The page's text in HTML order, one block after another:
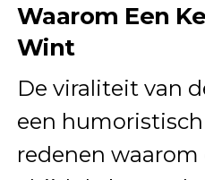
Waarom Een
Wint
De viraliteit van
een
redenen